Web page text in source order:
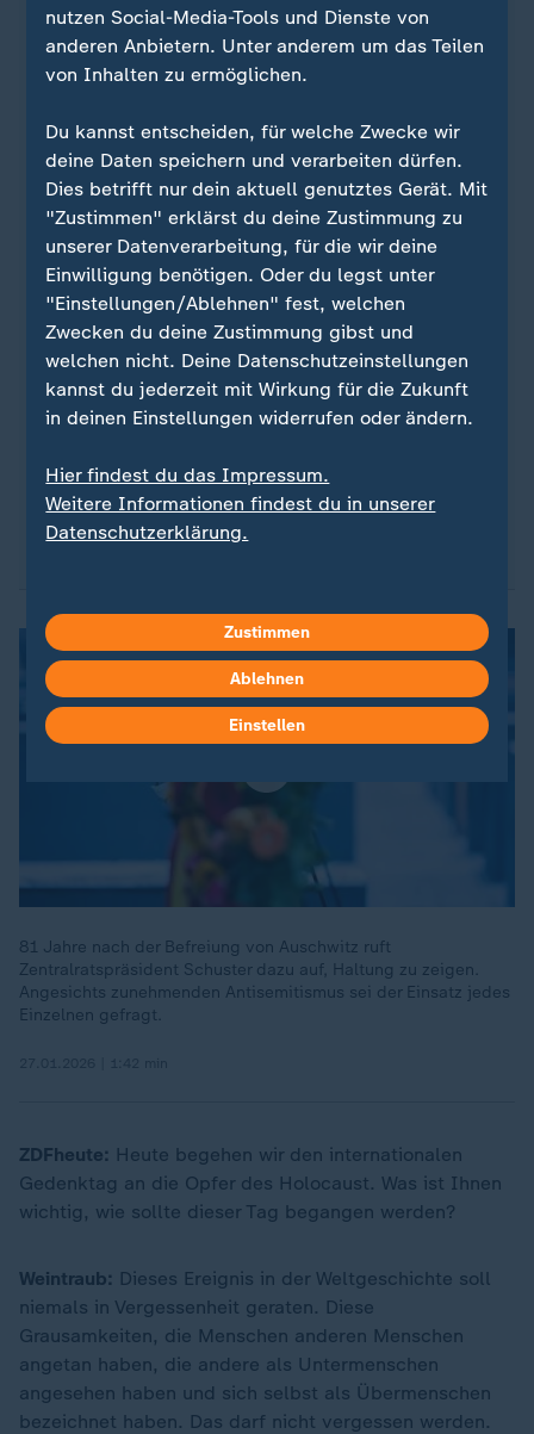
Quelle: dpa
... wurde 1926 als Sohn einer jüdischen Familie im
polnischen Lodz geboren. Dem
Konzentrationslager (KZ) Auschwitz konnte er
entkommen - er hatte sich unbemerkt einem
Transport in ein Außenlager des KZ Groß-Rosen
anschließen können. Danach wurde er in die KZs
Flossenbürg und Natzweiler-Struthof gebracht.
Die Befreiung erlebte er kurz vor Ende des Zweiten
von Donaueschingen. Nach dem Krieg studierte er
Medizin und arbeitete als Gynäkologe in Polen und
Schweden, wo er heute noch lebt.
81 Jahre nach der Befreiung von Auschwitz ruft
Zentralratspräsident Schuster dazu auf, Haltung zu zeigen.
Angesichts zunehmenden Antisemitismus sei der Einsatz jedes
Einzelnen gefragt.
ZDFheute: Heute begehen wir den internationalen
Gedenktag an die Opfer des Holocaust. Was ist Ihnen
wichtig, wie sollte dieser Tag begangen werden?
Weintraub: Dieses Ereignis in der Weltgeschichte soll
niemals in Vergessenheit geraten. Diese
Grausamkeiten, die Menschen anderen Menschen
angetan haben, die andere als Untermenschen
angesehen haben und sich selbst als Übermenschen
bezeichnet haben. Das darf nicht vergessen werden.
nutzen Social-Media-Tools und Dienste von
anderen Anbietern. Unter anderem um das Teilen
von Inhalten zu ermöglichen.
Du kannst entscheiden, für welche Zwecke wir
deine Daten speichern und verarbeiten dürfen.
Dies betrifft nur dein aktuell genutztes Gerät. Mit
"Zustimmen" erklärst du deine Zustimmung zu
unserer Datenverarbeitung, für die wir deine
Einwilligung benötigen. Oder du legst unter
"Einstellungen/Ablehnen" fest, welchen
Zwecken du deine Zustimmung gibst und
welchen nicht. Deine Datenschutzeinstellungen
kannst du jederzeit mit Wirkung für die Zukunft
in deinen Einstellungen widerrufen oder ändern.
Hier findest du das Impressum.
Weitere Informationen findest du in unserer
Datenschutzerklärung.
Zustimmen
Ablehnen
Einstellen